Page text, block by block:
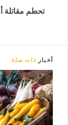
أخبار ذات صلة